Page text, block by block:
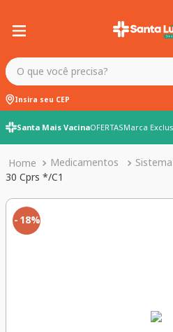
O que você precisa?
Insira seu CEP
Santa Mais VacinaOFERTASMarca
Medicamentos
30 Cprs */C1
18%